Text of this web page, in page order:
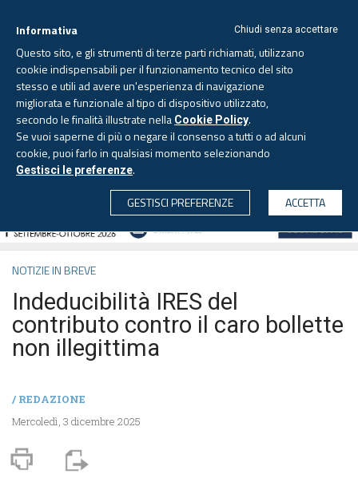
CERCA
Venerdì, 7 agosto 2026 - Aggiornato alle 6.00
NOTIZIE IN BREVE
Indeducibilità IRES del
contributo contro il caro bollette
non illegittima
/REDAZIONE
Mercoledì, 3 dicembre 2025
Chiudi senza accettare
Informativa
Questo sito, e gli strumenti di terze parti richiamati, utilizzano
cookie indispensabili per il funzionamento tecnico del sito
stesso e utili ad avere un'esperienza di navigazione
migliorata e funzionale al tipo di dispositivo utilizzato,
secondo le finalità illustrate nella Cookie Policy.
Se vuoi saperne di più o negare il consenso a tutti o ad alcuni
cookie, puoi farlo in qualsiasi momento selezionando
Gestisci le preferenze.
GESTISCI PREFERENZE
ACCETTA